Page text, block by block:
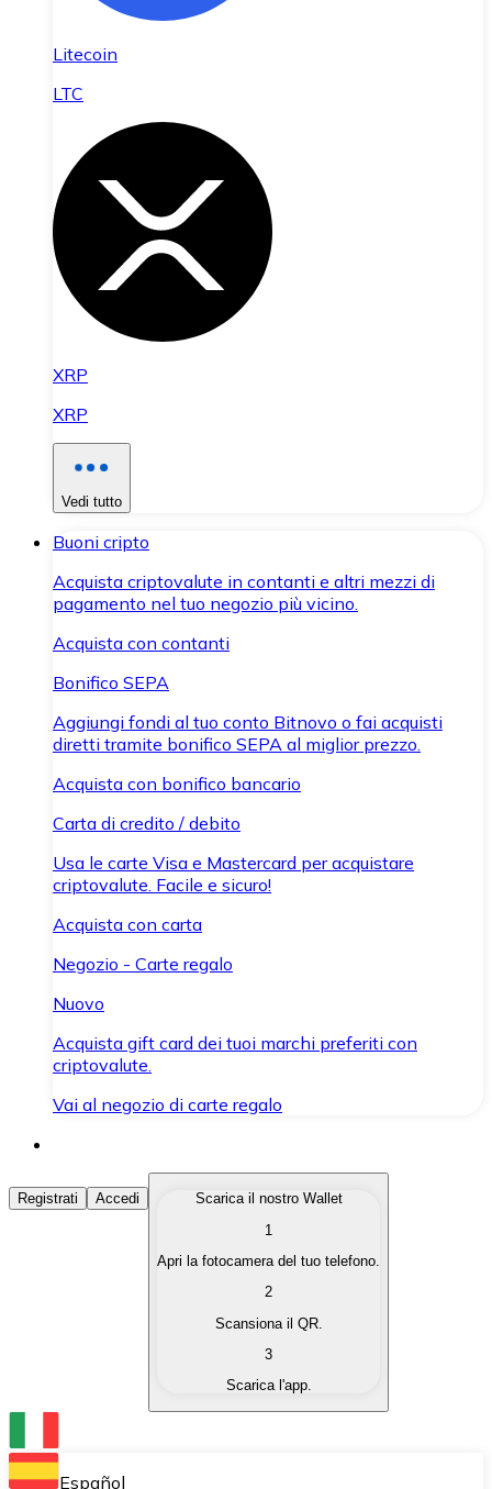
Litecoin
LTC
XRP
XRP
Vedi tutto
Buoni cripto
Acquista criptovalute in contanti e altri mezzi di
pagamento nel tuo negozio più vicino.
Acquista con contanti
Bonifico SEPA
Aggiungi fondi al tuo conto Bitnovo o fai acquisti
diretti tramite bonifico SEPA al miglior prezzo.
Acquista con bonifico bancario
Carta di credito / debito
Usa le carte Visa e Mastercard per acquistare
criptovalute. Facile e sicuro!
Acquista con carta
Negozio - Carte regalo
Nuovo
Acquista gift card dei tuoi marchi preferiti con
criptovalute.
Vai al negozio di carte regalo
Acquista Criptovalute
Acquista le criptovalute che ti interessano in modo
Converti le tue criptovalute in valuta fiat quando ne
Scambia una criptovaluta con un'altra
Conserva le tue cripto in un Wallet self-custodial.
Registrati Accedi
Scarica il nostro Wallet
1
Apri la fotocamera del tuo telefono.
2
Scansiona il QR.
3
Scarica l'app.
Español